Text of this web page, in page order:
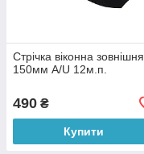
Стрічка віконна зовнішня
150мм A/U 12м.п.
490 ₴
Купити